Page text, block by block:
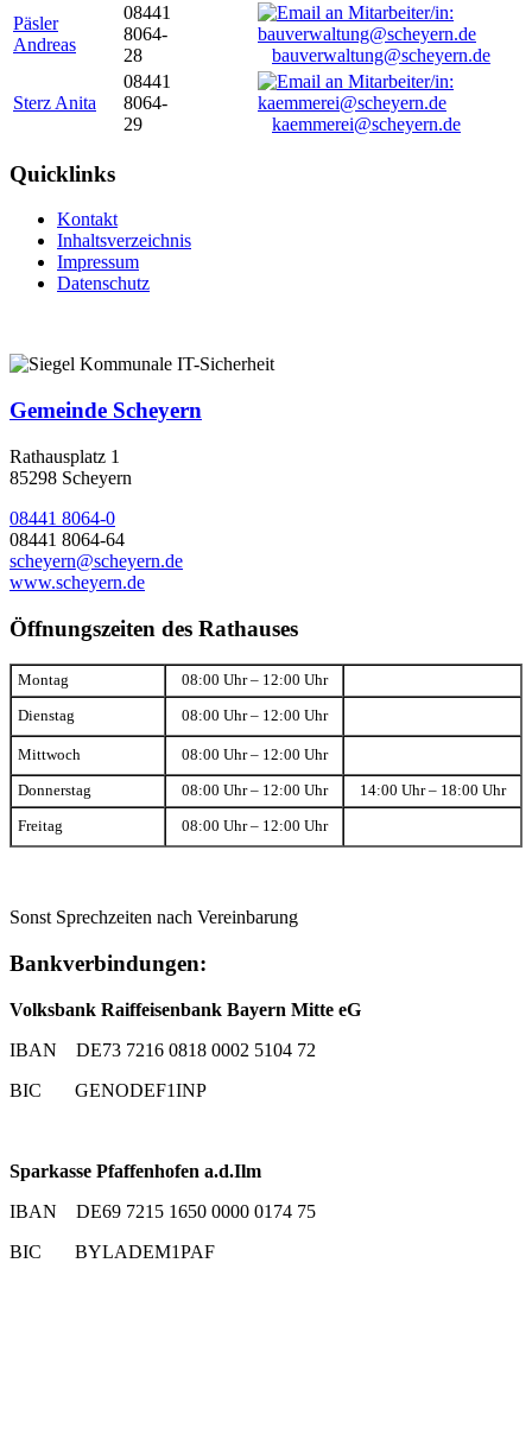
Päsler
Andreas
08441
8064-
28
bauverwaltung@scheyern.de
Sterz Anita
08441
8064-
29
kaemmerei@scheyern.de
Quicklinks
Kontakt
Inhaltsverzeichnis
Impressum
Datenschutz
Gemeinde Scheyern
Rathausplatz 1
85298 Scheyern
08441 8064-0
08441 8064-64
scheyern@scheyern.de
www.scheyern.de
Öffnungszeiten des Rathauses
Montag 08:00 Uhr – 12:00 Uhr
Dienstag 08:00 Uhr – 12:00 Uhr
Mittwoch 08:00 Uhr – 12:00 Uhr
Donnerstag 08:00 Uhr – 12:00 Uhr 14:00 Uhr – 18:00 Uhr
Freitag 08:00 Uhr – 12:00 Uhr
Sonst Sprechzeiten nach Vereinbarung
Bankverbindungen:
Volksbank Raiffeisenbank Bayern Mitte eG
IBAN DE73 7216 0818 0002 5104 72
BIC GENODEF1INP
Sparkasse Pfaffenhofen a.d.Ilm
IBAN DE69 7215 1650 0000 0174 75
BIC BYLADEM1PAF